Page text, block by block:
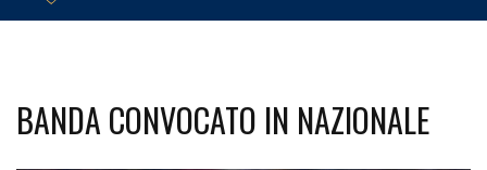
BANDA CONVOCATO IN NAZIONALE